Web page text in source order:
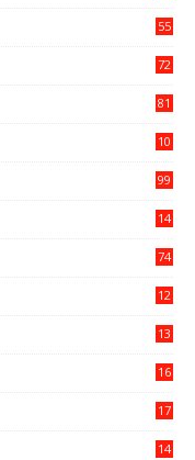
55
72
81
10
99
14
74
12
13
16
17
14